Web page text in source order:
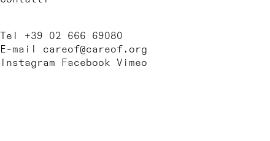
Tel +39 02 666 69080
E-mail careof@careof.org
Instagram
Facebook Vimeo